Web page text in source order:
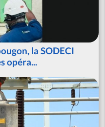
la SODECI
opéra...